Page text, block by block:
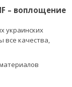
– воплощение
украинских
все качества,